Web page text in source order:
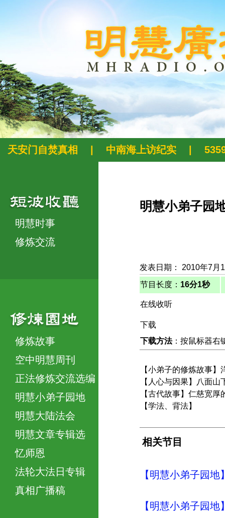
天安门自焚真相 中南海上访纪实
明慧时事
修炼交流
修炼故事
空中明慧周刊
正法修炼交流选编
明慧小弟子园地
明慧大陆法会
明慧文章专辑选
忆师恩
法轮大法日专辑
真相广播稿
明慧小弟子园
发表日期： 2010年7月
节目长度： 16分1秒
在线收听
下载
下载方法：按鼠标器右
【小弟子的修炼故事
【人心与因果】八面山
【古代故事】仁慈宽厚
【学法、背法】
相关节目
【明慧小弟子园
【明慧小弟子园